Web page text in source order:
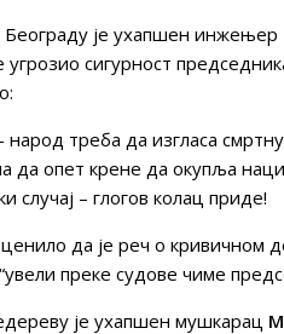
Београду је ухапшен инжењер
угрозио сигурност
народ треба да изгласа
да опет крене да окупља
случај – глогов колац приде!
да је реч о кривичном
преке судове чиме
је ухапшен мушкарац